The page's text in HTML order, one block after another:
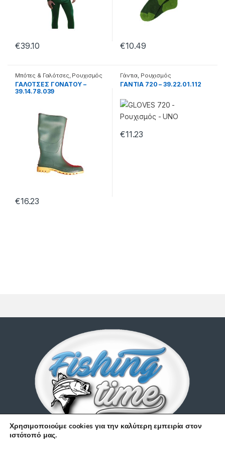
€39.10 €10.49
Μπότες & Γαλότσες Ρουχισμός
ΓΑΛΟΤΣΕΣ ΓΟΝΑΤΟΥ –
39.14.78.039
€16.23
Γάντια Ρουχισμός
ΓΑΝΤΙΑ 720 – 39.22.01.112
€11.23
Χρησιμοποιούμε cookies για την καλύτερη εμπειρία στον
ιστότοπό μας.